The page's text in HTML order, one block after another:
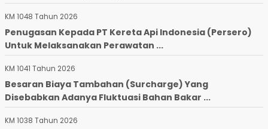
KM 1048 Tahun 2026
Penugasan Kepada PT Kereta Api Indonesia (Persero)
Untuk Melaksanakan Perawatan ...
KM 1041 Tahun 2026
Besaran Biaya Tambahan (Surcharge) Yang
Disebabkan Adanya Fluktuasi Bahan Bakar ...
KM 1038 Tahun 2026